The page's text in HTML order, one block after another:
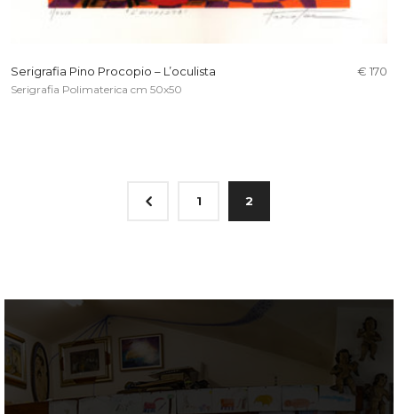
Serigrafia Pino Procopio – L’oculista € 170
Serigrafia Polimaterica cm 50x50
4 1 2